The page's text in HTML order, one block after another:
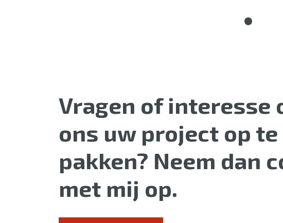
Vragen of interesse
ons uw project op te
pakken? Neem dan
met mij op.